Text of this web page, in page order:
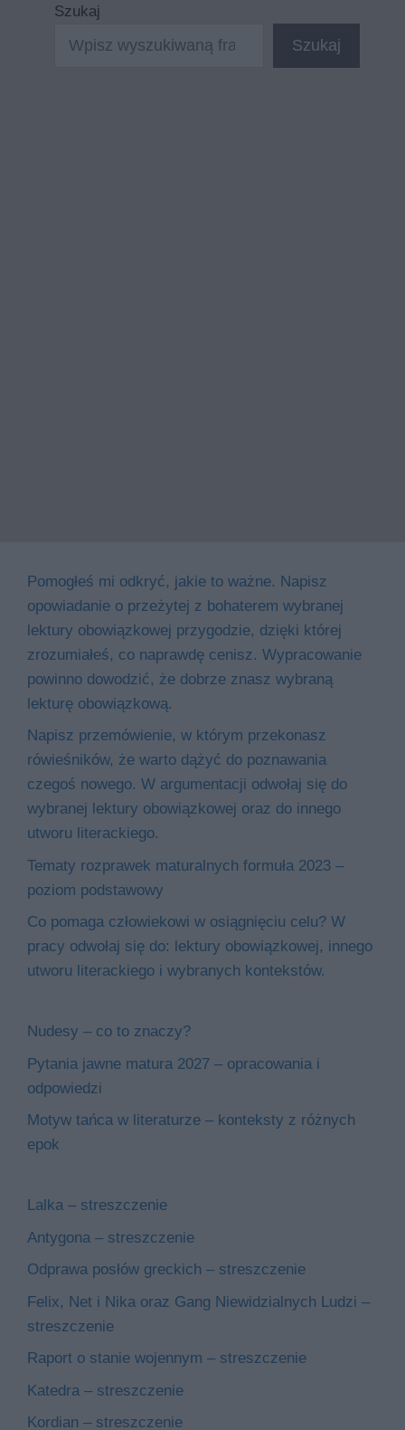
Szukaj
Szukaj
Pomogłeś mi odkryć, jakie to ważne. Napisz
opowiadanie o przeżytej z bohaterem wybranej
lektury obowiązkowej przygodzie, dzięki której
zrozumiałeś, co naprawdę cenisz. Wypracowanie
powinno dowodzić, że dobrze znasz wybraną
lekturę obowiązkową.
Napisz przemówienie, w którym przekonasz
rówieśników, że warto dążyć do poznawania
czegoś nowego. W argumentacji odwołaj się do
wybranej lektury obowiązkowej oraz do innego
utworu literackiego.
Tematy rozprawek maturalnych formuła 2023 –
poziom podstawowy
Co pomaga człowiekowi w osiągnięciu celu? W
pracy odwołaj się do: lektury obowiązkowej, innego
utworu literackiego i wybranych kontekstów.
Nudesy – co to znaczy?
Pytania jawne matura 2027 – opracowania i
odpowiedzi
Motyw tańca w literaturze – konteksty z różnych
epok
Lalka – streszczenie
Antygona – streszczenie
Odprawa posłów greckich – streszczenie
Felix, Net i Nika oraz Gang Niewidzialnych Ludzi –
streszczenie
Raport o stanie wojennym – streszczenie
Katedra – streszczenie
Kordian – streszczenie